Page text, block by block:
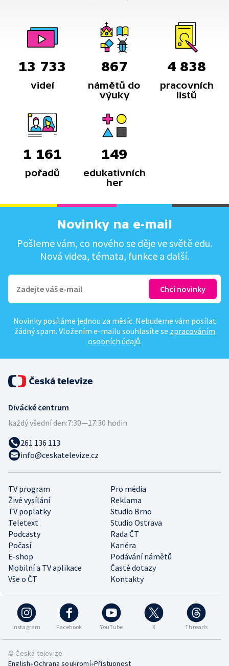
13 733
videí
867
námětů do
výuky
4 838
pracovních
listů
1 161
pořadů
149
edukativních
her
Novinky na e-mail
Pošleme vám, co nového se děje ve světě edu.
Nová videa, témata, funkce a další.
Novinky posíláme jednou za měsíc. Nebudeme vám posílat
žádný spam. Vložením e-mailu souhlasíte se zpracováním
osobních údajů.